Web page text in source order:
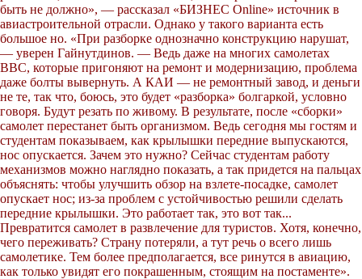
быть не должно», — рассказал «БИЗНЕС Online» источник в
авиастроительной отрасли. Однако у такого варианта есть
большое но. «При разборке однозначно конструкцию нарушат,
— уверен Гайнутдинов. — Ведь даже на многих самолетах
ВВС, которые пригоняют на ремонт и модернизацию, проблема
даже болты вывернуть. А КАИ — не ремонтный завод, и деньги
не те, так что, боюсь, это будет «разборка» болгаркой, условно
говоря. Будут резать по живому. В результате, после «сборки»
самолет перестанет быть организмом. Ведь сегодня мы гостям и
студентам показываем, как крылышки передние выпускаются,
нос опускается. Зачем это нужно? Сейчас студентам работу
механизмов можно наглядно показать, а так придется на пальцах
объяснять: чтобы улучшить обзор на взлете-посадке, самолет
опускает нос; из-за проблем с устойчивостью решили сделать
передние крылышки. Это работает так, это вот так...
Превратится самолет в развлечение для туристов. Хотя, конечно,
чего переживать? Страну потеряли, а тут речь о всего лишь
самолетике. Тем более предполагается, все ринутся в авиацию,
как только увидят его покрашенным, стоящим на постаменте».